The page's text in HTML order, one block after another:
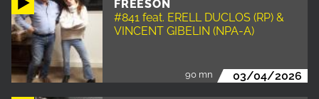
FREESON
#841 feat. ERELL DUCLOS (RP) &
VINCENT GIBELIN (NPA-A)
90 mn 03/04/2026